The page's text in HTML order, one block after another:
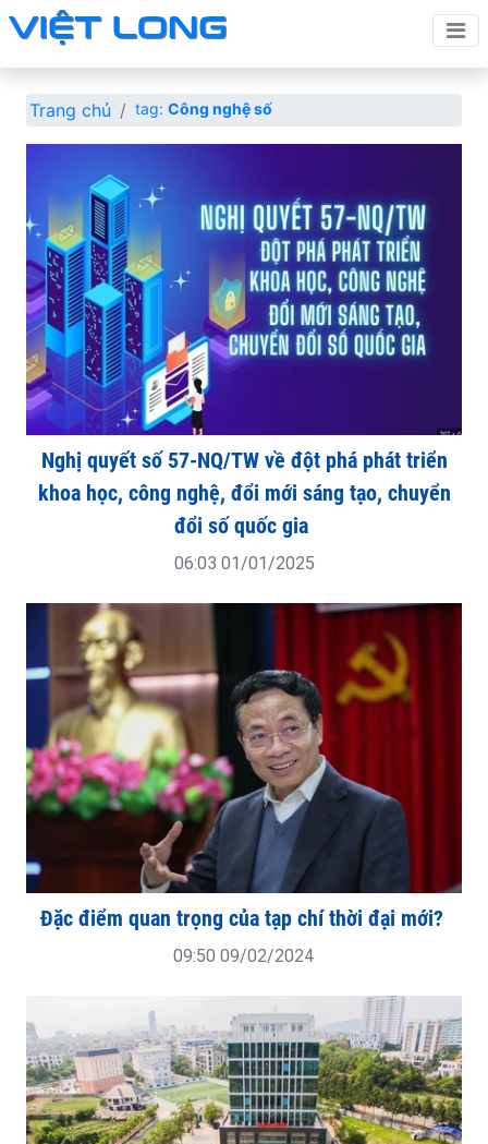
Trang chủ tag: Công nghệ số
Nghị quyết số 57-NQ/TW về đột phá phát triển
khoa học, công nghệ, đổi mới sáng tạo, chuyển
đổi số quốc gia
06:03 01/01/2025
Đặc điểm quan trọng của tạp chí thời đại mới?
09:50 09/02/2024